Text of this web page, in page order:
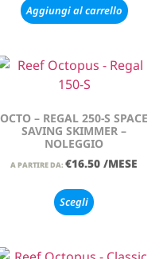
Aggiungi al carrello
OCTO – REGAL 250-S SPACE
SAVING SKIMMER –
NOLEGGIO
A PARTIRE DA: €16.50 /MESE
Scegli